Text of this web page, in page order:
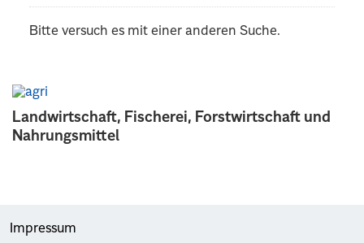
Landwirtschaft, Fischerei, Forstwirtschaft und
Nahrungsmittel
Bitte versuch es mit einer anderen Suche.
Impressum